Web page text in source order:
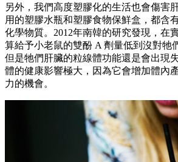
另外，我們高度塑膠化的生活也會傷害
用的塑膠水瓶和塑膠食物保鮮盒，都含
化學物質。2012年南韓的研究發現，在
算給予小老鼠的雙酚 A 劑量低到沒對牠
但是牠們肝臟的粒線體功能還是會出現
體的健康影響極大，因為它會增加體內
力的機會。